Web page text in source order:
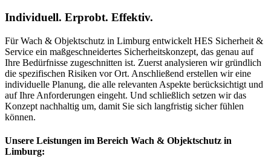
Individuell. Erprobt. Effektiv.
Für Wach & Objektschutz in Limburg entwickelt HES Sicherheit &
Service ein maßgeschneidertes Sicherheitskonzept, das genau auf
Ihre Bedürfnisse zugeschnitten ist. Zuerst analysieren wir gründlich
die spezifischen Risiken vor Ort. Anschließend erstellen wir eine
individuelle Planung, die alle relevanten Aspekte berücksichtigt und
auf Ihre Anforderungen eingeht. Und schließlich setzen wir das
Konzept nachhaltig um, damit Sie sich langfristig sicher fühlen
können.
Unsere Leistungen im Bereich Wach & Objektschutz in
Limburg: